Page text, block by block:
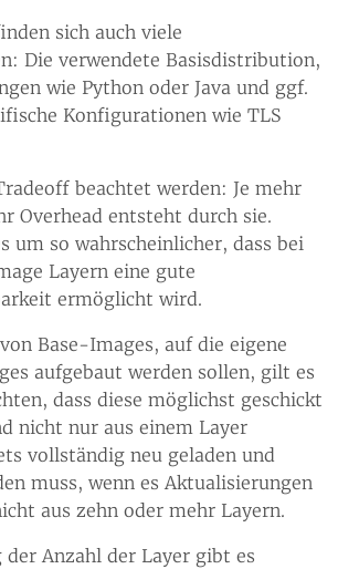
sich auch viele
Die verwendete Basisdistribution,
wie Python oder Java und ggf.
Konfigurationen wie TLS
beachtet werden: Je mehr
Overhead entsteht durch sie.
um so wahrscheinlicher, dass bei
Layern eine gute
ermöglicht wird.
Base-Images, auf die eigene
aufgebaut werden sollen, gilt es
dass diese möglichst geschickt
nicht nur aus einem Layer
vollständig neu geladen und
muss, wenn es Aktualisierungen
aus zehn oder mehr Layern.
Anzahl der Layer gibt es